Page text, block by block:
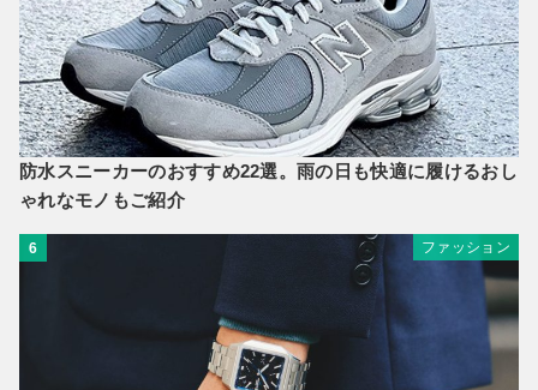
防水スニーカーのおすすめ22選。雨の日も快適に履けるおし
ゃれなモノもご紹介
6 ファッション